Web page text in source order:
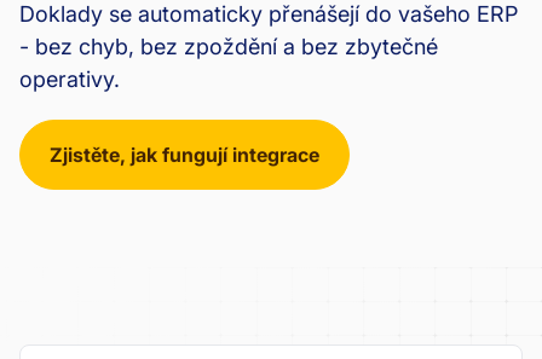
Doklady se automaticky přenášejí do vašeho ERP
- bez chyb, bez zpoždění a bez zbytečné
operativy.
Zjistěte, jak fungují integrace